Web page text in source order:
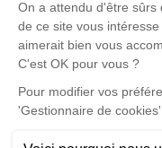
HERNOULD.
Un service de
disponible ici.